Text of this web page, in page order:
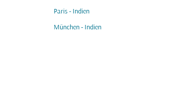
Paris - Indien
München - Indien